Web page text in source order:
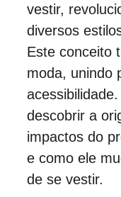
vestir,
diversos
Este conceito
moda, unindo
descobrir a
impactos do
e como ele
de se vestir.